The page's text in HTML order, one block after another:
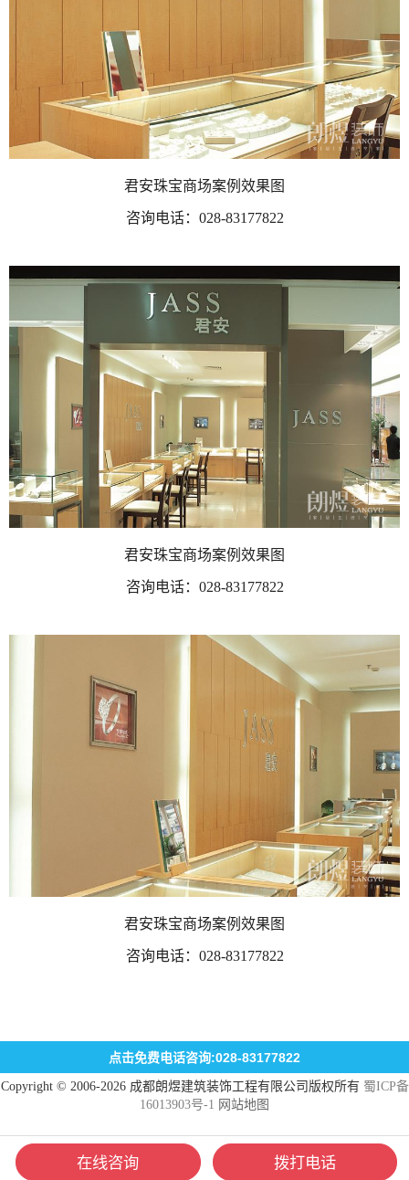
君安珠宝商场案例效果图
咨询电话： 028-83177822
君安珠宝商场案例效果图
咨询电话： 028-83177822
君安珠宝商场案例效果图
咨询电话： 028-83177822
点击免费电话咨询:028-83177822
Copyright © 2006-2026 成都朗煜建筑装饰工程有限公司版权所有 蜀ICP备
16013903号-1 网站地图
在线咨询 拨打电话